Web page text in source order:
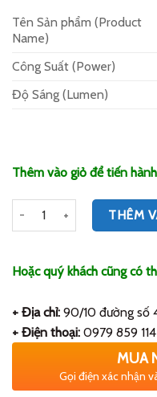
là:
tại
Tên Sản phẩm (Product
Name)
Công Suất (Power)
Độ Sáng (Lumen)
Thêm vào giỏ để tiến
Số lượng THÊM
Hoặc quý khách cũng có
+ Địa chỉ: 90/10 đường số
+ Điện thoại: 0979 859 114
MUA
Gọi điện xác nhận